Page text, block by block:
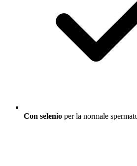
Con selenio per la normale